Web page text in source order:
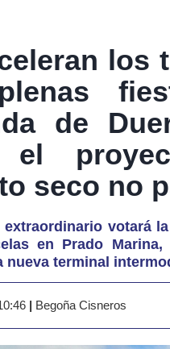
los
de
el
seco no
extraordinario votará
en Prado
nueva terminal
| Begoña Cisneros